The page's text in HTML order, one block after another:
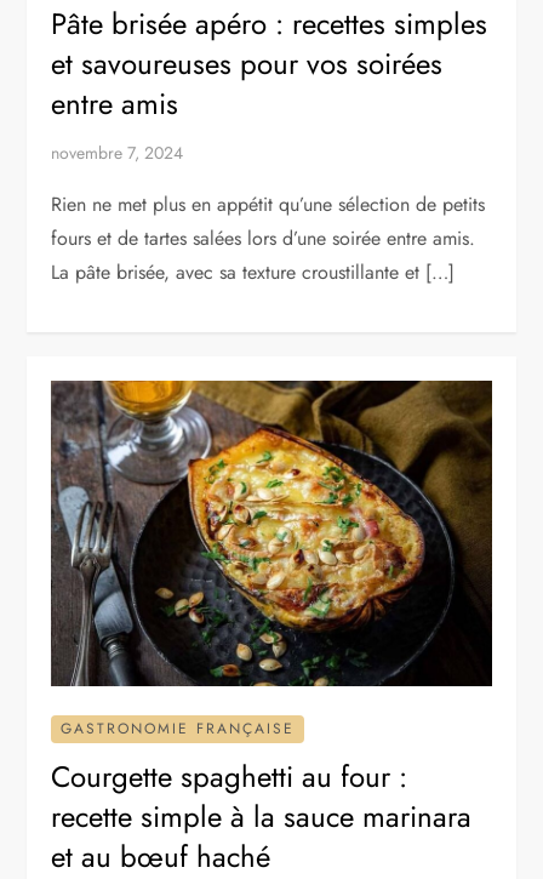
Pâte brisée apéro : recettes simples
et savoureuses pour vos soirées
entre amis
novembre 7, 2024
Rien ne met plus en appétit qu’une sélection de petits
fours et de tartes salées lors d’une soirée entre amis.
La pâte brisée, avec sa texture croustillante et […]
GASTRONOMIE FRANÇAISE
Courgette spaghetti au four :
recette simple à la sauce marinara
et au bœuf haché